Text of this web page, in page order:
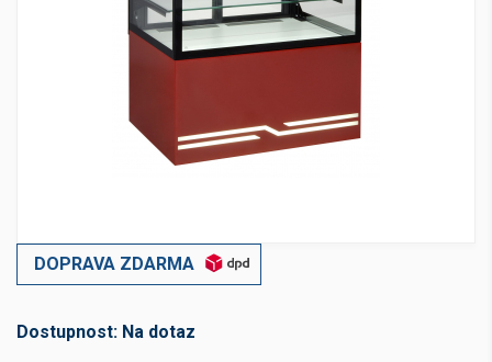
DOPRAVA ZDARMA
Dostupnost: Na dotaz